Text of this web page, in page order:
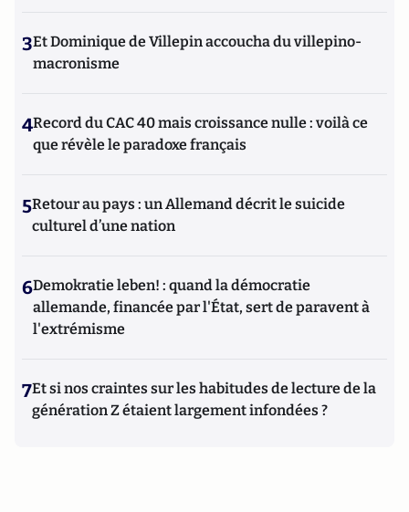
3Et Dominique de Villepin accoucha du villepino-
macronisme
4Record du CAC 40 mais croissance nulle : voilà ce
que révèle le paradoxe français
5Retour au pays : un Allemand décrit le suicide
culturel d’une nation
6Demokratie leben! : quand la démocratie
allemande, financée par l'État, sert de paravent à
l'extrémisme
7Et si nos craintes sur les habitudes de lecture de la
génération Z étaient largement infondées ?